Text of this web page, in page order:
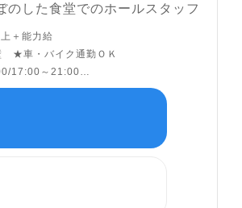
～2022年2月7日07:00
のした食堂でのホールスタッフ
上＋能力給
★車・バイク通勤ＯＫ
/17:00～21:00
通算30日間は時給821円です